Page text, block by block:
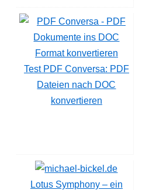
Test PDF Conversa: PDF
Dateien nach DOC
konvertieren
Lotus Symphony – ein